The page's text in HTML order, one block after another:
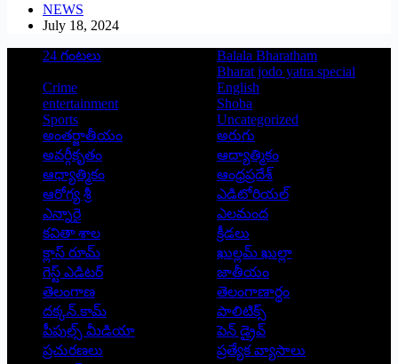
NEWS
July 18, 2024
24 గంటలు
Balala Bharatham
Bharat jodo yatra special
Crime
English
entertainment
Shoba
Sports
Uncategorized
అంతర్జాతీయం
అరుగు
అవర్గీకృతం
ఆద్యాత్మికం
ఆధ్యాత్మికం
ఆంధ్రప్రదేశ్
ఆరోగ్య శ్రీ
ఎడిటోరియల్
ఎన్నారై
ఎలమంద
కవితా శాల
క్రీడలు
క్లాస్ రూమ్
ఖుల్లమ్ ఖుల్లా
గెస్ట్ ఎడిటర్
జాతీయం
తెలంగాణ
తెలంగాణార్థం
దక్కన్.కామ్
పాలిటిక్స్
పీపుల్స్ ‌మీడియా
పెన్ డ్రైవ్
ప్రచురణలు
ప్రత్యేక వ్యాసాలు